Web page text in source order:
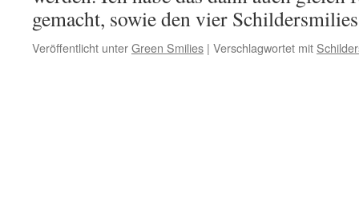
gemacht, sowie den vier
Veröffentlicht unterGreen Smilies | Verschlagwortet mit